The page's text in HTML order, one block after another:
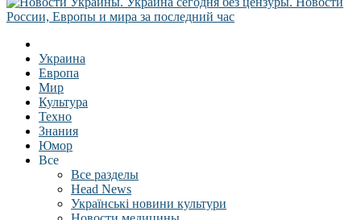
Украина
Европа
Мир
Культура
Техно
Знания
Юмор
Все
Все разделы
Head News
Українські новини культури